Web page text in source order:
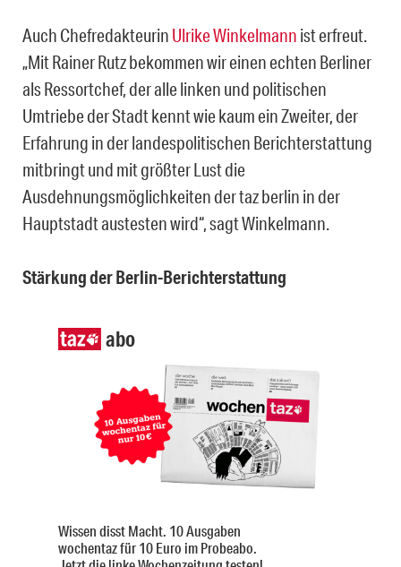
Auch Chefredakteurin Ulrike Winkelmann ist erfreut.
„Mit Rainer Rutz bekommen wir einen echten Berliner
als Ressortchef, der alle linken und politischen
Umtriebe der Stadt kennt wie kaum ein Zweiter, der
Erfahrung in der landespolitischen Berichterstattung
mitbringt und mit größter Lust die
Ausdehnungsmöglichkeiten der taz berlin in der
Hauptstadt austesten wird“, sagt Winkelmann.
Stärkung der Berlin-Berichterstattung
abo
Wissen disst Macht. 10 Ausgaben
wochentaz für 10 Euro im Probeabo.